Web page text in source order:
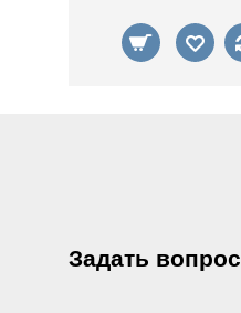
Задать вопрос